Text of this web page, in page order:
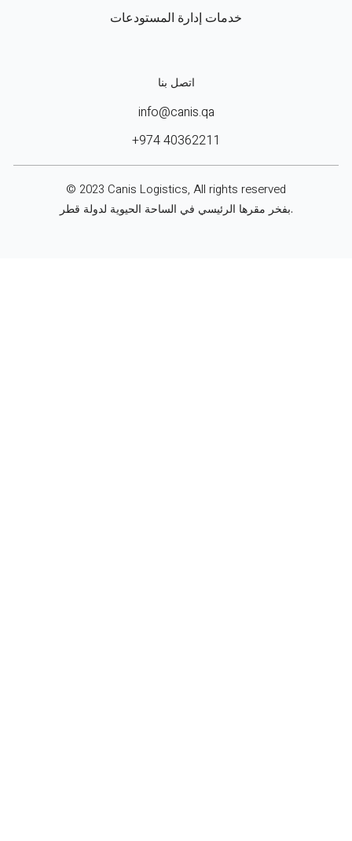
خدمات إدارة المستودعات
اتصل بنا
info@canis.qa
+974 40362211
© 2023 Canis Logistics, All rights reserved
بفخر مقرها الرئيسي في الساحة الحيوية لدولة قطر.